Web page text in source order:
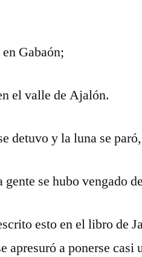
Gabaón;
el valle de Ajalón.
detuvo y la luna se paró,
gente se hubo vengado
esto en el libro de
apresuró a ponerse casi